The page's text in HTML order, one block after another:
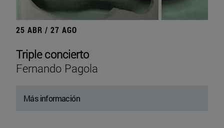
25 ABR / 27 AGO
Triple concierto
Fernando Pagola
Más información